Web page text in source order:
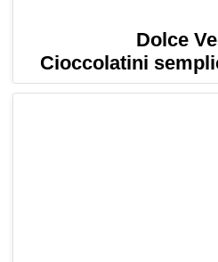
Dolce
Cioccolatini